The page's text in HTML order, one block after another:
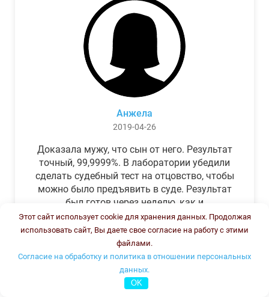
Анжела
2019-04-26
Доказала мужу, что сын от него. Результат
точный, 99,9999%. В лаборатории убедили
сделать судебный тест на отцовство, чтобы
можно было предъявить в суде. Результат
был готов через неделю, как и
обещали.Теперь муж бегает и извиняется.
Этот сайт использует cookie для хранения данных. Продолжая
использовать сайт, Вы даете свое согласие на работу с этими
файлами.
Согласие на обработку и политика в отношении персональных
данных.
OK